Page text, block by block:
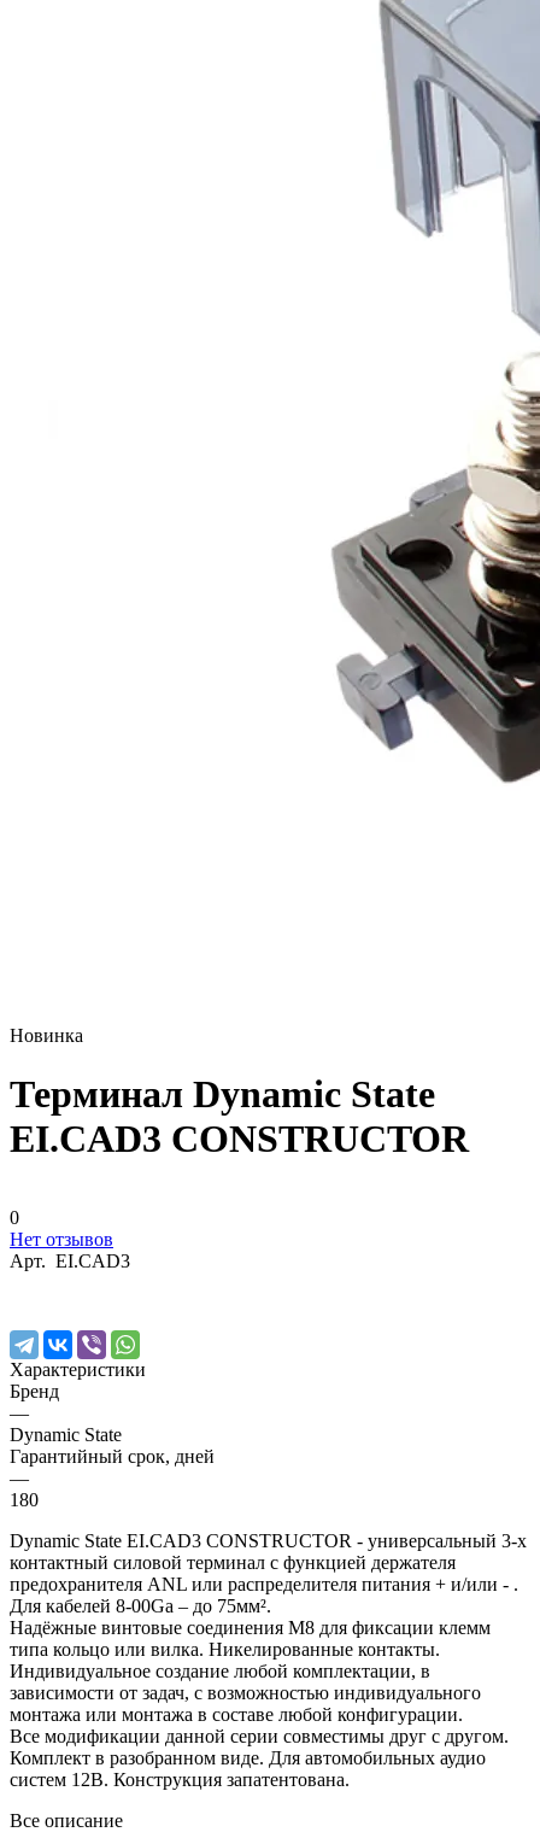
Новинка
Терминал Dynamic State
EI.CAD3 CONSTRUCTOR
0
Нет отзывов
Арт. EI.CAD3
Характеристики
Бренд
—
Dynamic State
Гарантийный срок, дней
—
180
Dynamic State EI.CAD3 CONSTRUCTOR - универсальный 3-х
контактный силовой терминал с функцией держателя
предохранителя ANL или распределителя питания + и/или - .
Для кабелей 8-00Ga – до 75мм².
Надёжные винтовые соединения M8 для фиксации клемм
типа кольцо или вилка. Никелированные контакты.
Индивидуальное создание любой комплектации, в
зависимости от задач, с возможностью индивидуального
монтажа или монтажа в составе любой конфигурации.
Все модификации данной серии совместимы друг с другом.
Комплект в разобранном виде. Для автомобильных аудио
систем 12В. Конструкция запатентована.
Все описание